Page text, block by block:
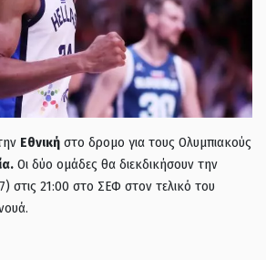
Εθνική στο δρομο για τους Ολυμπιακούς
Οι δύο ομάδες θα διεκδικήσουν την
στις 21:00 στο ΣΕΦ στον τελικό του